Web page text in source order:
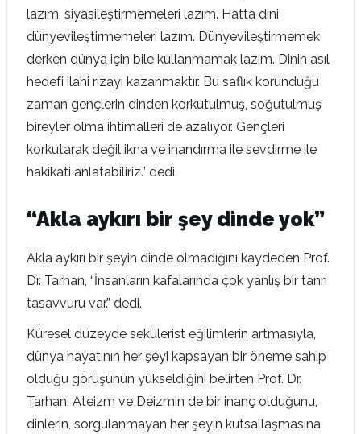
lazım, siyasileştirmemeleri lazım. Hatta dini
dünyevileştirmemeleri lazım. Dünyevileştirmemek
derken dünya için bile kullanmamak lazım. Dinin asıl
hedefi ilahi rızayı kazanmaktır. Bu saflık korunduğu
zaman gençlerin dinden korkutulmuş, soğutulmuş
bireyler olma ihtimalleri de azalıyor. Gençleri
korkutarak değil ikna ve inandırma ile sevdirme ile
hakikati anlatabiliriz.” dedi.
“Akla aykırı bir şey dinde yok”
Akla aykırı bir şeyin dinde olmadığını kaydeden Prof.
Dr. Tarhan, “İnsanların kafalarında çok yanlış bir tanrı
tasavvuru var.” dedi.
Küresel düzeyde sekülerist eğilimlerin artmasıyla,
dünya hayatının her şeyi kapsayan bir öneme sahip
olduğu görüşünün yükseldiğini belirten Prof. Dr.
Tarhan, Ateizm ve Deizmin de bir inanç olduğunu,
dinlerin, sorgulanmayan her şeyin kutsallaşmasına